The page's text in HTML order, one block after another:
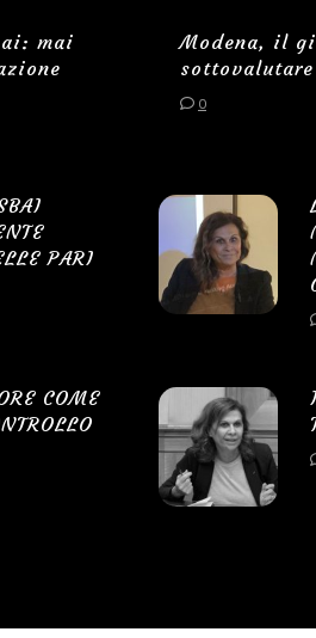
mai
PARI
COME
Modena, il
0